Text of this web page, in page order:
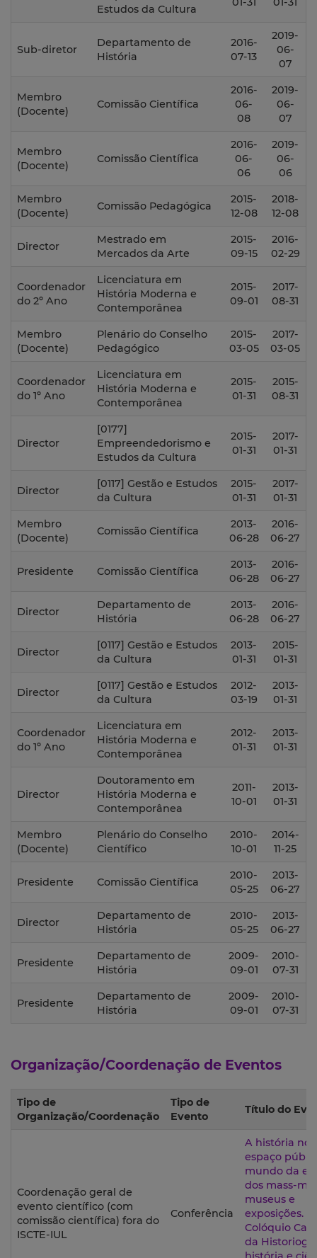
Estudos da Cultura
Sub-diretor
Departamento de
História
2016-
07-13
2019-
06-
07
Membro
(Docente)
Comissão Científica
2016-
06-
08
2019-
06-
07
Membro
(Docente)
Comissão Científica
2016-
06-
06
2019-
06-
06
Membro
(Docente)
Comissão Pedagógica
2015-
12-08
2018-
12-08
Director
Mestrado em
Mercados da Arte
2015-
09-15
2016-
02-29
Coordenador
do 2º Ano
Licenciatura em
História Moderna e
Contemporânea
2015-
09-01
2017-
08-31
Membro
(Docente)
Plenário do Conselho
Pedagógico
2015-
03-05
2017-
03-05
Coordenador
do 1º Ano
Licenciatura em
História Moderna e
Contemporânea
2015-
01-31
2015-
08-31
Director
[0177]
Empreendedorismo e
Estudos da Cultura
2015-
01-31
2017-
01-31
Director
[0117] Gestão e Estudos
da Cultura
2015-
01-31
2017-
01-31
Membro
(Docente)
Comissão Científica
2013-
06-28
2016-
06-27
Presidente Comissão Científica
2013-
06-28
2016-
06-27
Director
Departamento de
História
2013-
06-28
2016-
06-27
Director
[0117] Gestão e Estudos
da Cultura
2013-
01-31
2015-
01-31
Director
[0117] Gestão e Estudos
da Cultura
2012-
03-19
2013-
01-31
Coordenador
do 1º Ano
Licenciatura em
História Moderna e
Contemporânea
2012-
01-31
2013-
01-31
Director
Doutoramento em
História Moderna e
Contemporânea
2011-
10-01
2013-
01-31
Membro
(Docente)
Plenário do Conselho
Científico
2010-
10-01
2014-
11-25
Presidente Comissão Científica
2010-
05-25
2013-
06-27
Director
Departamento de
História
2010-
05-25
2013-
06-27
Presidente
Departamento de
História
2009-
09-01
2010-
07-31
Presidente
Departamento de
História
2009-
09-01
2010-
07-31
Organização/Coordenação de Eventos
Tipo de
Organização/Coordenação
Tipo de
Evento
Título do
Coordenação geral de
evento científico (com
comissão científica) fora do
ISCTE-IUL
Conferência
A história no
espaço
mundo da
dos mass-
museus e
exposições. I
Colóquio
da